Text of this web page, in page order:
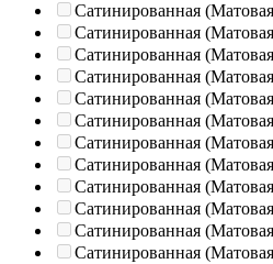
Сатинированная
Сатинированная
Сатинированная
Сатинированная
Сатинированная
Сатинированная
Сатинированная
Сатинированная
Сатинированная
Сатинированная
Сатинированная
Сатинированная